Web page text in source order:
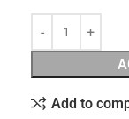
Add to